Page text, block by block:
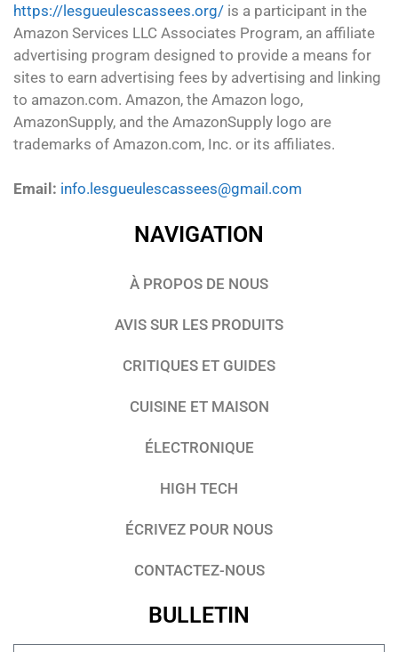
https://lesgueulescassees.org/ is a participant in the
Amazon Services LLC Associates Program, an affiliate
advertising program designed to provide a means for
sites to earn advertising fees by advertising and linking
to amazon.com. Amazon, the Amazon logo,
AmazonSupply, and the AmazonSupply logo are
trademarks of Amazon.com, Inc. or its affiliates.
Email: info.lesgueulescassees@gmail.com
NAVIGATION
À PROPOS DE NOUS
AVIS SUR LES PRODUITS
CRITIQUES ET GUIDES
CUISINE ET MAISON
ÉLECTRONIQUE
HIGH TECH
ÉCRIVEZ POUR NOUS
CONTACTEZ-NOUS
BULLETIN